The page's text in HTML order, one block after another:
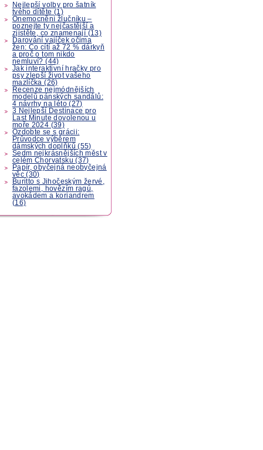
Nejlepší volby pro šatník
tvého dítěte (1)
Onemocnění žlučníku –
poznejte ty nejčastější a
zjistěte, co znamenají (13)
Darování vajíček očima
žen: Co cítí až 72 % dárkyň
a proč o tom nikdo
nemluví? (44)
Jak interaktivní hračky pro
psy zlepší život vašeho
mazlíčka (26)
Recenze nejmódnějších
modelů pánských sandálů:
4 návrhy na léto (27)
3 Nejlepší Destinace pro
Last Minute dovolenou u
moře 2024 (39)
Ozdobte se s grácii:
Průvodce výběrem
dámských doplňků (55)
Sedm nejkrásnějších měst v
celém Chorvatsku (37)
Papír, obyčejná neobyčejná
věc (30)
Buritto s Jihočeským žervé,
fazolemi, hovězím ragú,
avokádem a koriandrem
(16)